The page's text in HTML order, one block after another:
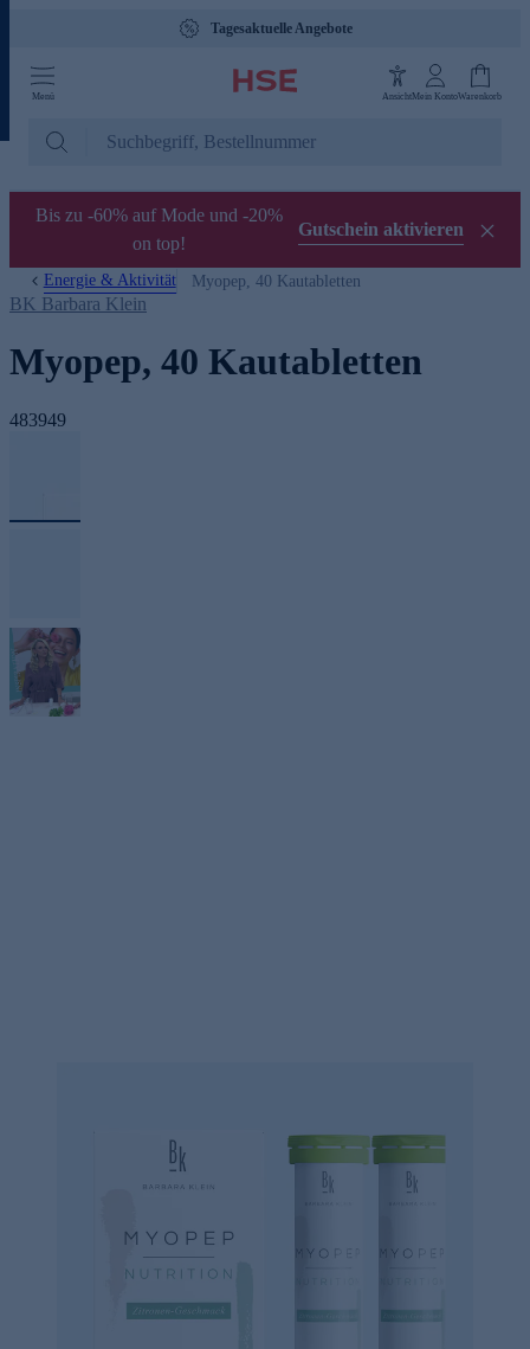
Tagesaktuelle Angebote
Menü AnsichtMein KontoWarenkorb
Bis zu -60% auf Mode und -20%
on top!
Gutschein aktivieren
Energie & Aktivität Myopep, 40 Kautabletten
BK Barbara Klein
Myopep, 40 Kautabletten
483949